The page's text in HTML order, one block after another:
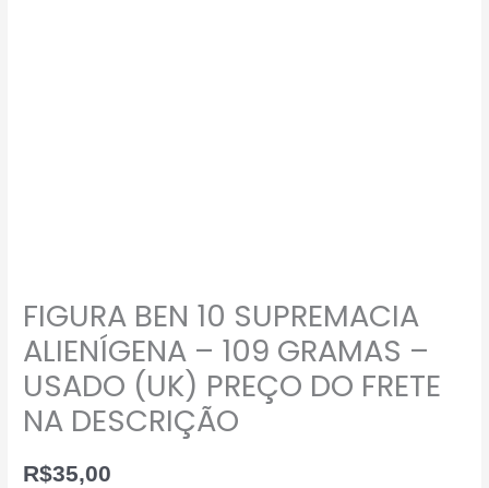
FIGURA BEN 10 SUPREMACIA
ALIENÍGENA – 109 GRAMAS –
USADO (UK) PREÇO DO FRETE
NA DESCRIÇÃO
R$35,00